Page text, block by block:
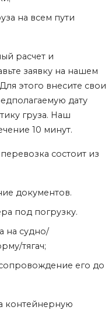
на всем пути
расчет и
заявку на нашем
этого внесите свои
дату
груза. Наш
10 минут.
состоит из
документов.
под погрузку.
на судно/
тягач;
его до
контейнерную